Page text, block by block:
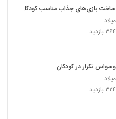
ساخت بازی‌های جذاب مناسب کودکان
میلاد
۳۶۴ بازدید
وسواس تکرار در کودکان
میلاد
۳۲۴ بازدید